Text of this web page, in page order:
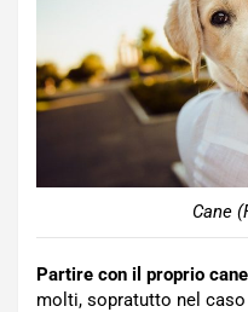
Cane
Partire con il proprio cane
molti, sopratutto nel